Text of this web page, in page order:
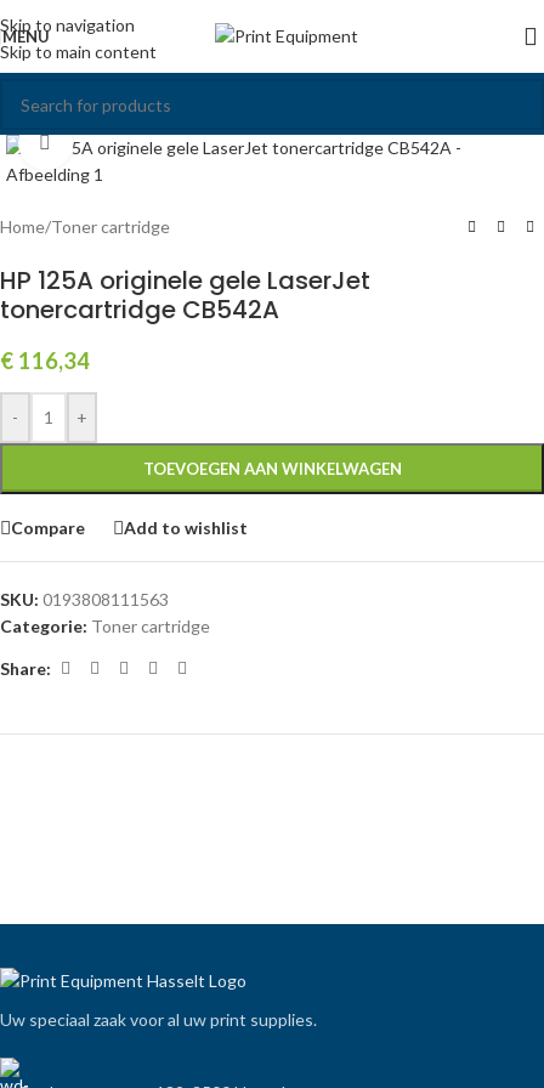
Skip to navigation
Skip to main content
MENU
Click to enlarge
Home/Toner cartridge
HP 125A originele gele LaserJet
tonercartridge CB542A
€ 116,34
- +
TOEVOEGEN AAN WINKELWAGEN
Compare Add to wishlist
SKU: 0193808111563
Categorie: Toner cartridge
Share:
Uw speciaal zaak voor al uw print supplies.